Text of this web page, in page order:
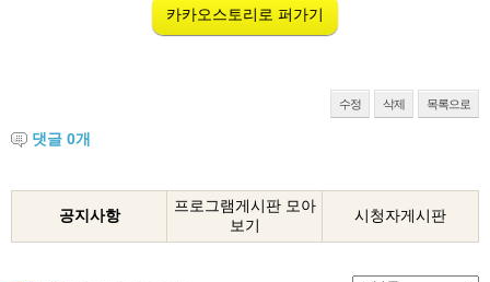
카카오스토리로 퍼가기
수정 삭제 목록으로
댓글 0개
공지사항
프로그램게시판 모아
보기
시청자게시판